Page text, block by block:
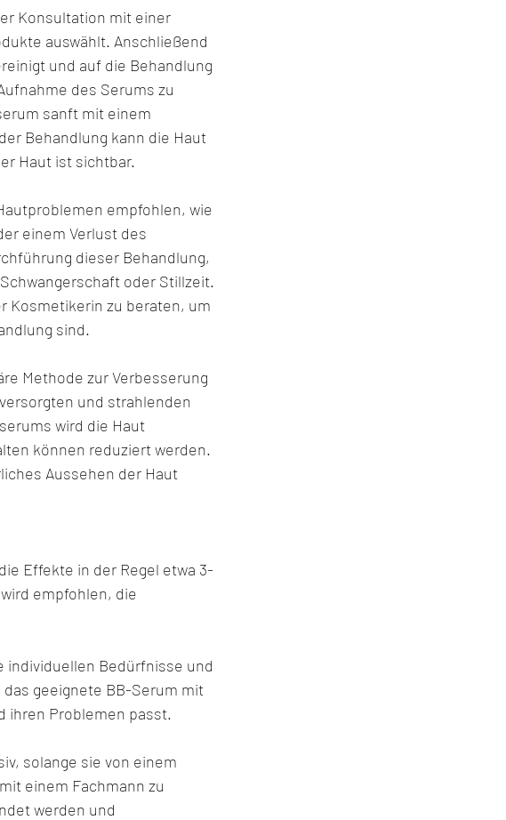
Konsultation mit einer
auswählt. Anschließend
und auf die Behandlung
des Serums zu
sanft mit einem
Behandlung kann die Haut
Haut ist sichtbar.
empfohlen, wie
einem Verlust des
dieser Behandlung,
oder Stillzeit.
Kosmetikerin zu beraten, um
sind.
Methode zur Verbesserung
und strahlenden
wird die Haut
können reduziert werden.
Aussehen der Haut
Effekte in der Regel etwa 3-
empfohlen, die
individuellen Bedürfnisse und
geeignete BB-Serum mit
ihren Problemen passt.
solange sie von einem
einem Fachmann zu
werden und